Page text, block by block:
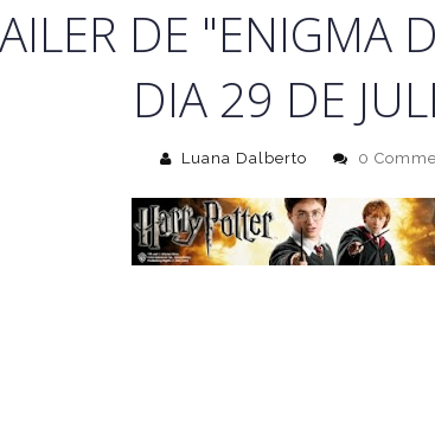
DE "ENIGMA
DIA 29 DE
Luana Dalberto 0